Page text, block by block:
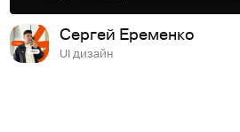
Сергей Еременко
UI дизайн